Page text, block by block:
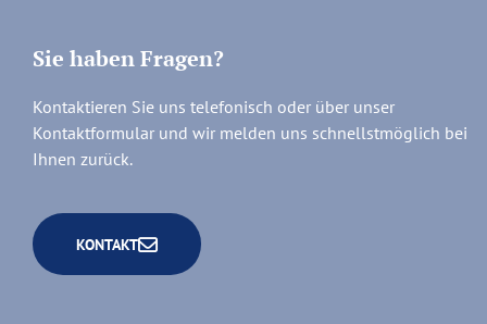
Sie haben Fragen?
Kontaktieren Sie uns telefonisch oder über unser
Kontaktformular und wir melden uns schnellstmöglich bei
Ihnen zurück.
KONTAKT